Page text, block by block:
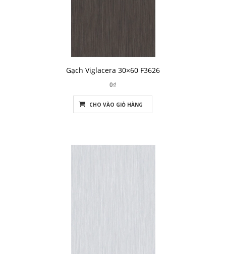
Gạch Viglacera 30×60 F3626
0₫
CHO VÀO GIỎ HÀNG